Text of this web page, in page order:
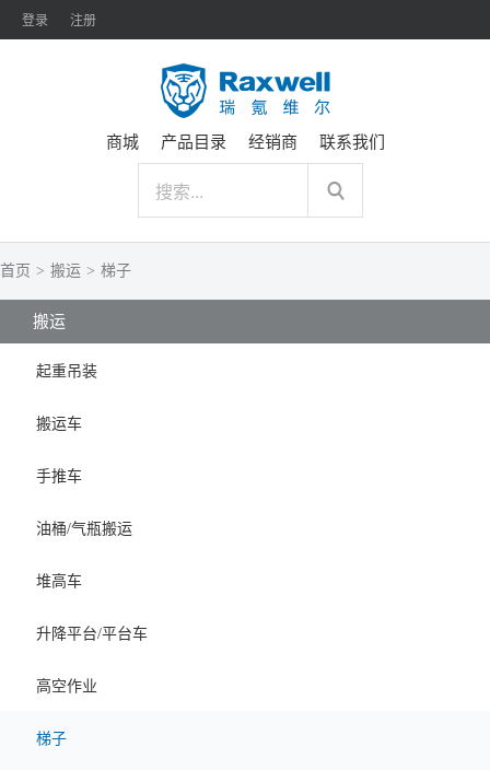
登录 注册
商城 产品目录 经销商 联系我们
首页 > 搬运 > 梯子
搬运
起重吊装
搬运车
手推车
油桶/气瓶搬运
堆高车
升降平台/平台车
高空作业
梯子